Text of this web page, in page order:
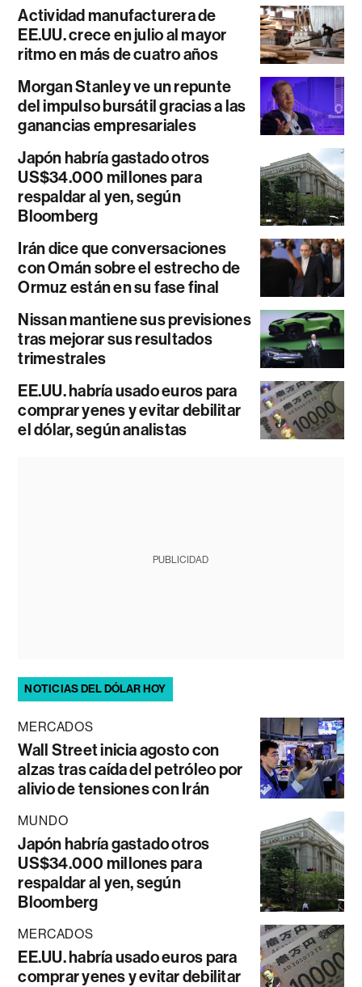
Actividad manufacturera de
EE.UU. crece en julio al mayor
ritmo en más de cuatro años
Morgan Stanley ve un repunte
del impulso bursátil gracias a las
ganancias empresariales
Japón habría gastado otros
US$34.000 millones para
respaldar al yen, según
Bloomberg
Irán dice que conversaciones
con Omán sobre el estrecho de
Ormuz están en su fase final
Nissan mantiene sus previsiones
tras mejorar sus resultados
trimestrales
EE.UU. habría usado euros para
comprar yenes y evitar debilitar
el dólar, según analistas
PUBLICIDAD
NOTICIAS DEL DÓLAR HOY
MERCADOS
Wall Street inicia agosto con
alzas tras caída del petróleo por
alivio de tensiones con Irán
MUNDO
Japón habría gastado otros
US$34.000 millones para
respaldar al yen, según
Bloomberg
MERCADOS
EE.UU. habría usado euros para
comprar yenes y evitar debilitar